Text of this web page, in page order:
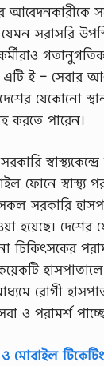
আবেদনকারীকে
সরাসরি
এটি ই – সেবার
যেকোনাে স্থান
করতে পারেন।
ফোনে স্বাস্থ্য
সরকারি
হয়েছে। দেশের
চিকিৎসকের
রােগী
ও পরামর্শ
মােবাইল টিকেটিং